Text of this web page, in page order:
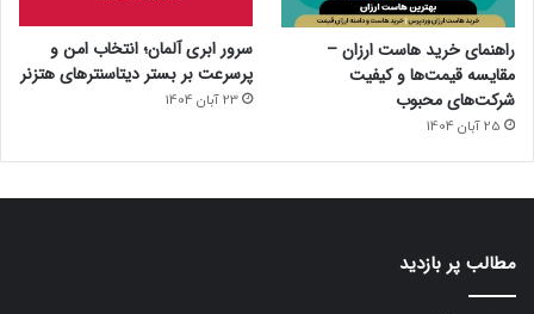
راهنمای خرید هاست ارزان –
مقایسه قیمت‌ها و کیفیت
شرکت‌های محبوب
25 آبان 1404
سرور ابری آلمان؛ انتخاب امن و
پرسرعت بر بستر دیتاسنترهای هتزنر
23 آبان 1404
مطالب پر بازدید